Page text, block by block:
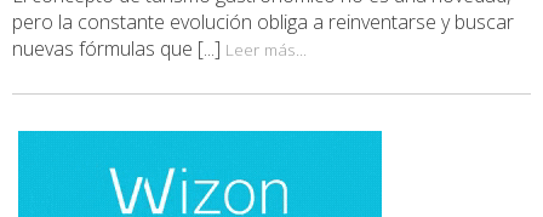
pero la constante evolución obliga a reinventarse y buscar
nuevas fórmulas que [...] Leer más...